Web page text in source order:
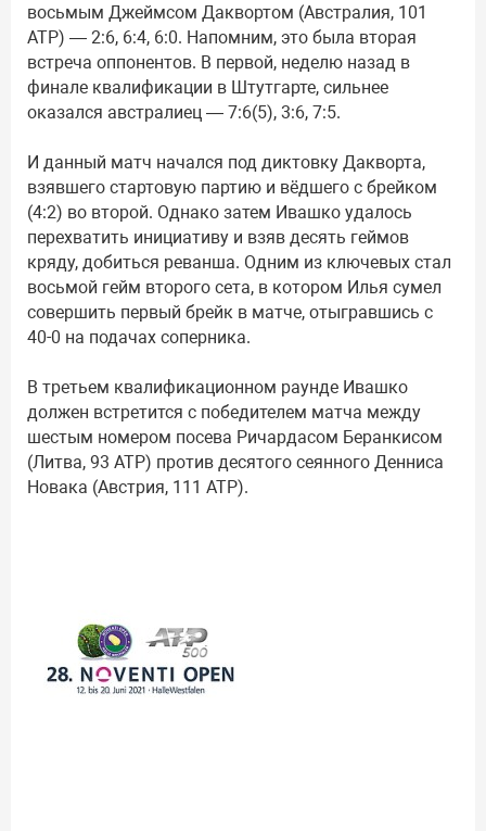
восьмым Джеймсом Даквортом (Австралия, 101
ATP) — 2:6, 6:4, 6:0. Напомним, это была вторая
встреча оппонентов. В первой, неделю назад в
финале квалификации в Штутгарте, сильнее
оказался австралиец — 7:6(5), 3:6, 7:5.
И данный матч начался под диктовку Дакворта,
взявшего стартовую партию и вёдшего с брейком
(4:2) во второй. Однако затем Ивашко удалось
перехватить инициативу и взяв десять геймов
кряду, добиться реванша. Одним из ключевых стал
восьмой гейм второго сета, в котором Илья сумел
совершить первый брейк в матче, отыгравшись с
40-0 на подачах соперника.
В третьем квалификационном раунде Ивашко
должен встретится с победителем матча между
шестым номером посева Ричардасом Беранкисом
(Литва, 93 ATP) против десятого сеянного Денниса
Новака (Австрия, 111 ATP).